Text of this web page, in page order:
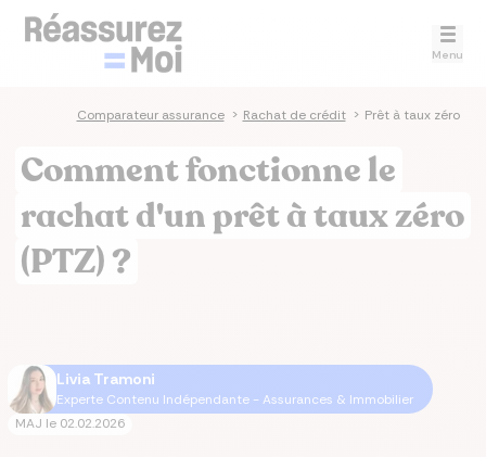
Menu
Comparateur assurance > Rachat de crédit > Prêt à taux zéro
Comment fonctionne le
rachat d'un prêt à taux zéro
(PTZ) ?
Livia Tramoni
Experte Contenu Indépendante - Assurances & Immobilier
MAJ le 02.02.2026